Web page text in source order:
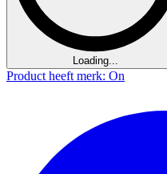
Loading...
Product heeft merk: On